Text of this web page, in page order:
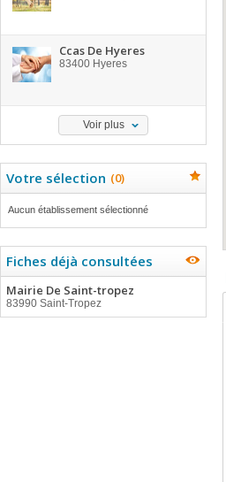
Ccas De Hyeres
83400 Hyeres
Voir plus
Votre sélection (0)
Aucun établissement sélectionné
Fiches déjà consultées
Mairie De Saint-tropez
83990 Saint-Tropez